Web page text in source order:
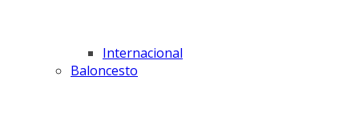
Internacional
Baloncesto